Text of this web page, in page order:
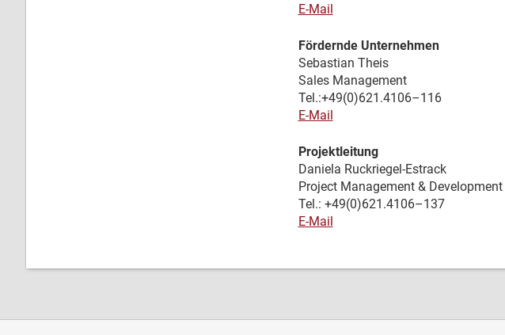
E-Mail
Fördernde Unternehmen
Sebastian Theis
Sales Management
Tel.:+49(0)621.4106–116
E-Mail
Projektleitung
Daniela Ruckriegel-Estrack
Project Management & Development
Tel.: +49(0)621.4106–137
E-Mail